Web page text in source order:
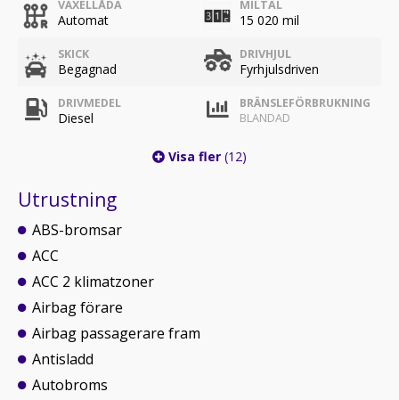
VÄXELLÅDA
Automat
MILTAL
15 020 mil
SKICK
Begagnad
DRIVHJUL
Fyrhjulsdriven
DRIVMEDEL
Diesel
BRÄNSLEFÖRBRUKNING
BLANDAD
Visa fler (12)
Utrustning
ABS-bromsar
ACC
ACC 2 klimatzoner
Airbag förare
Airbag passagerare fram
Antisladd
Autobroms